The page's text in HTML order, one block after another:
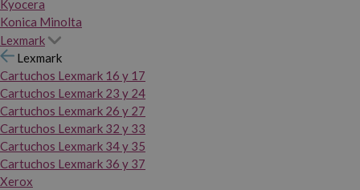
Kyocera
Konica Minolta
Lexmark
Lexmark
Cartuchos Lexmark 16 y 17
Cartuchos Lexmark 23 y 24
Cartuchos Lexmark 26 y 27
Cartuchos Lexmark 32 y 33
Cartuchos Lexmark 34 y 35
Cartuchos Lexmark 36 y 37
Xerox